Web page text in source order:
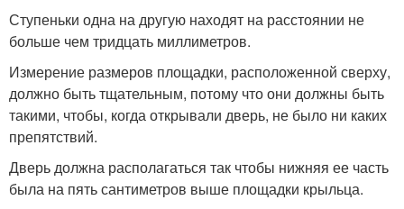
Ступеньки одна на другую находят на расстоянии не
больше чем тридцать миллиметров.
Измерение размеров площадки, расположенной сверху,
должно быть тщательным, потому что они должны быть
такими, чтобы, когда открывали дверь, не было ни каких
препятствий.
Дверь должна располагаться так чтобы нижняя ее часть
была на пять сантиметров выше площадки крыльца.